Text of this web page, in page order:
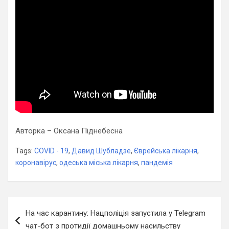
Авторка – Оксана Піднебесна
Tags: COVID - 19, Давид Шубладзе, Єврейська лікарня,
коронавірус, одеська міська лікарня, пандемія
записів
На час карантину: Нацполіція запустила у Теlegram
чат-бот з протидії домашньому насильству